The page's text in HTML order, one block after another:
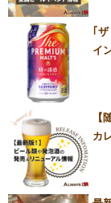
｢
イ
カ